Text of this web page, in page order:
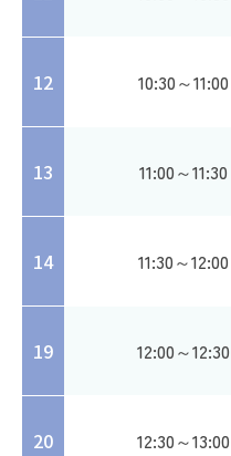
12 10:30～11:00
13 11:00～11:30
14 11:30～12:00
19 12:00～12:30
20 12:30～13:00